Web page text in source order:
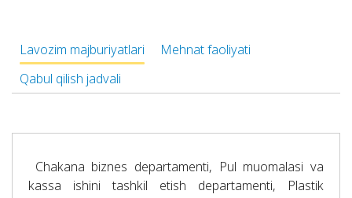
Lavozim majburiyatlari
Mehnat faoliyati
Qabul qilish jadvali
Chakana biznes departamenti, Pul muomalasi va
kassa ishini tashkil etish departamenti, Plastik